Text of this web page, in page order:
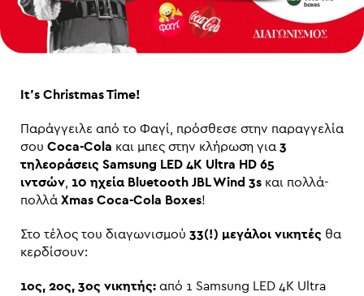
It’s Christmas Time!
Παράγγειλε από το Φαγί, πρόσθεσε στην παραγγελία
σου Coca-Cola και μπες στην κλήρωση για 3
τηλεοράσεις Samsung LED 4K Ultra HD 65
ιντσών 10 ηχεία Bluetooth JBL Wind 3s και πολλά-
πολλά Xmas Coca-Cola Boxes!
Στο τέλος του διαγωνισμού 33(!) μεγάλοι νικητές θα
κερδίσουν:
1ος, 2ος, 3ος νικητής: από 1 Samsung LED 4K Ultra